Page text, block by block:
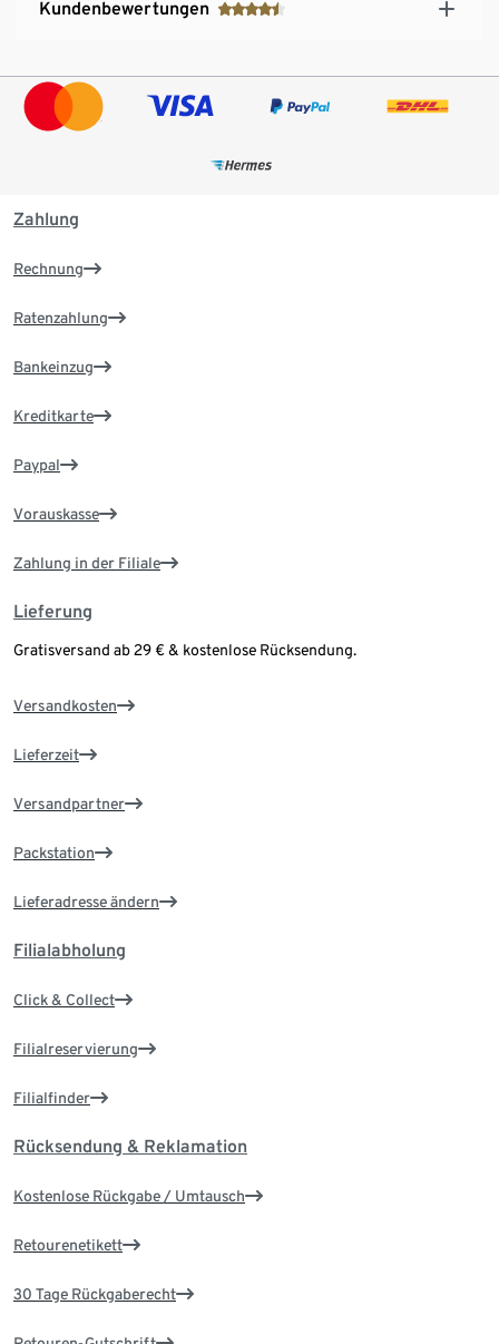
Kundenbewertungen
Zahlung
Rechnung
Ratenzahlung
Bankeinzug
Kreditkarte
Paypal
Vorauskasse
Zahlung in der Filiale
Lieferung
Gratisversand ab 29 € & kostenlose Rücksendung.
Versandkosten
Lieferzeit
Versandpartner
Packstation
Lieferadresse ändern
Filialabholung
Click & Collect
Filialreservierung
Filialfinder
Rücksendung & Reklamation
Kostenlose Rückgabe / Umtausch
Retourenetikett
30 Tage Rückgaberecht